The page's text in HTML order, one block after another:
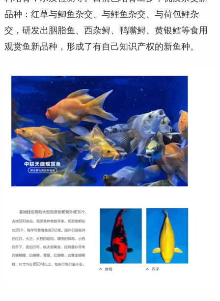
品种：红草与鲫鱼杂交、与鲤鱼杂交、与荷包鲤杂
交，研发出胭脂鱼、西杂鲟、鸭嘴鲟、黄银鳕等食用
观赏鱼新品种，形成了有自己知识产权的新鱼种。